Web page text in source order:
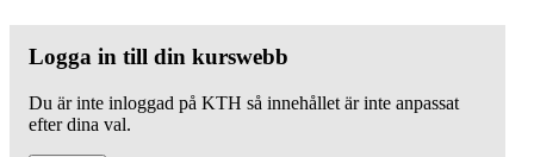
Logga in till din kurswebb
Du är inte inloggad på KTH så innehållet är inte anpassat
efter dina val.